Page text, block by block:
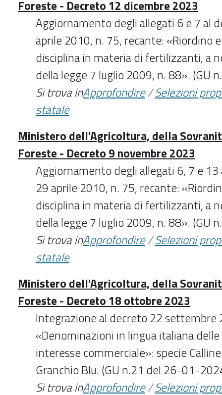
Foreste - Decreto 12 dicembre 2023
Aggiornamento degli allegati 6 e 7 al
aprile 2010, n. 75, recante: «Riordino
disciplina in materia di fertilizzanti, a
della legge 7 luglio 2009, n. 88». (GU
Si trova inApprofondire/Selezioni
statale
Ministero dell'Agricoltura, della
Foreste - Decreto 9 novembre 2023
Aggiornamento degli allegati 6, 7 e
29 aprile 2010, n. 75, recante:
disciplina in materia di fertilizzanti, a
della legge 7 luglio 2009, n. 88». (GU
Si trova inApprofondire/Selezioni
statale
Ministero dell'Agricoltura, della
Foreste - Decreto 18 ottobre 2023
Integrazione al decreto 22 settembre
«Denominazioni in lingua italiana
interesse commerciale»: specie
Granchio Blu. (GU n.21 del 26-01-
Si trova inApprofondire/Selezioni